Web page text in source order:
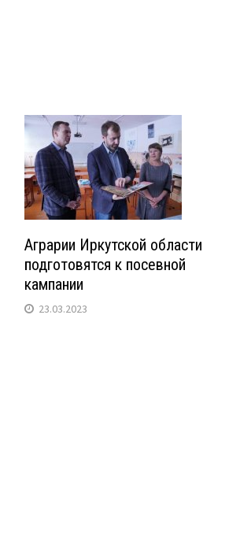
Аграрии Иркутской области
подготовятся к посевной
кампании
23.03.2023